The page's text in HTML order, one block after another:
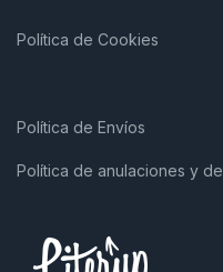
Política de Cookies
Política de Envíos
Política de anulaciones y